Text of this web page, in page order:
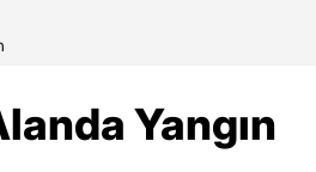
Yangın